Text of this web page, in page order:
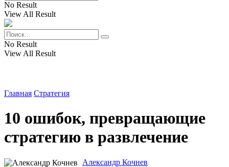
No Result
View All Result
No Result
View All Result
Главная Стратегия
10 ошибок, превращающие
стратегию в развлечение
Александр Кочнев